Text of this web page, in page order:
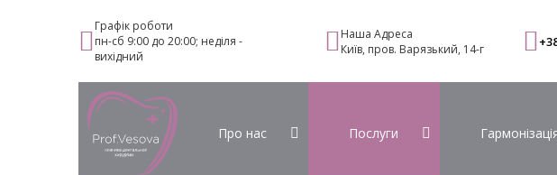
Графік роботи
пн-сб 9:00 до 20:00; неділя -
вихідний
Наша Адреса
Київ, пров. Варязький, 14-г
Про нас Послуги